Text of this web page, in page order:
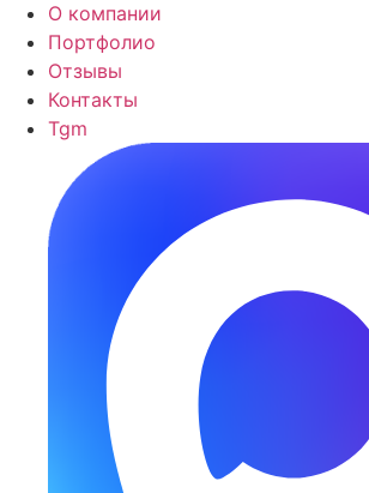
О компании
Портфолио
Отзывы
Контакты
Tgm